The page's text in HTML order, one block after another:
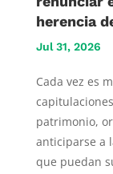
herencia
Jul 31, 2026
Cada vez es
patrimonio,
anticiparse a
que puedan